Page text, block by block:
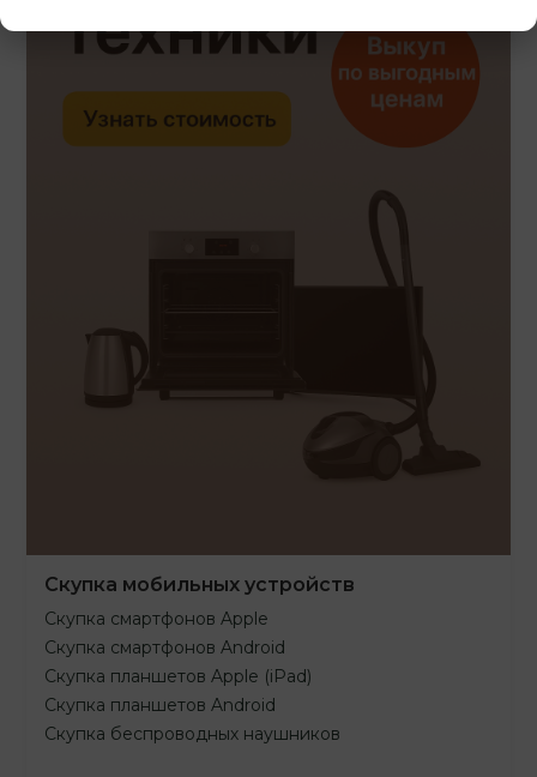
Скупка мобильных устройств
Скупка смартфонов Apple
Скупка смартфонов Android
Скупка планшетов Apple (iPad)
Скупка планшетов Android
Скупка беспроводных наушников